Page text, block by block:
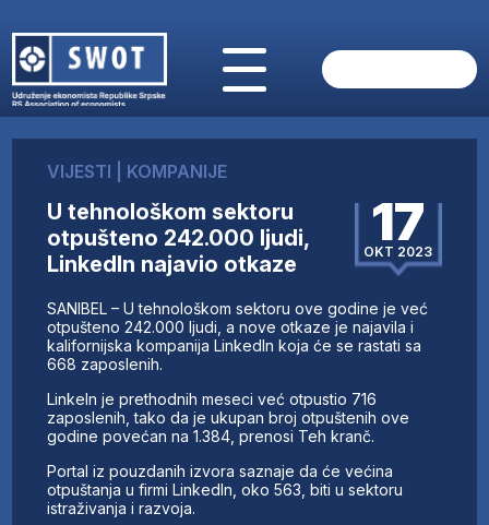
O NAMA
AKTUELNO
ANALIZE
KOMPANIJE
FINANSIJE
IZ STRANIH MEDIJA
AKTIVNOSTI
UČLANI SE
KONTAKT
VIJESTI KOMPANIJE
U tehnološkom sektoru
otpušteno 242.000 ljudi,
LinkedIn najavio otkaze
17
OKT 2023
SANIBEL – U tehnološkom sektoru ove godine je već
otpušteno 242.000 ljudi, a nove otkaze je najavila i
kalifornijska kompanija LinkedIn koja će se rastati sa
668 zaposlenih.
LinkeIn je prethodnih meseci već otpustio 716
zaposlenih, tako da je ukupan broj otpuštenih ove
godine povećan na 1.384, prenosi Teh kranč.
Portal iz pouzdanih izvora saznaje da će većina
otpuštanja u firmi LinkedIn, oko 563, biti u sektoru
istraživanja i razvoja.